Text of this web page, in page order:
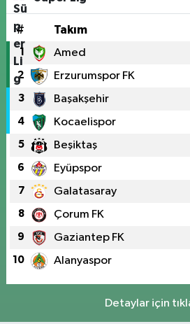
# Takım
1 Amed
2 Erzurumspor FK
3 Başakşehir
4 Kocaelispor
5 Beşiktaş
6 Eyüpspor
7 Galatasaray
8 Çorum FK
9 Gaziantep FK
10 Alanyaspor
Detaylar için